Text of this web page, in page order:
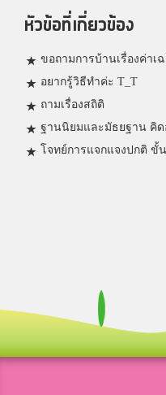
หัวข้อที่เกี่ยวข้อง
ขอถามการบ้านเรื่องค่าเ
อยากรู้วิธีทำค่ะ T_T
ถามเรื่องสถิติ
ฐานนิยมและมัธยฐาน คิด
โจทย์การแจกแจงปกติ ขั้